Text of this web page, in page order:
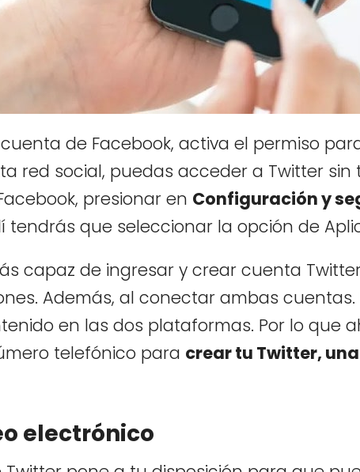
de Facebook, activa el permiso
red social, puedas acceder a Twitter
presionar en Configuración y
tendrás que seleccionar la opción de
capaz de ingresar y crear cuenta
Además, al conectar ambas
en las dos plataformas. Por lo que
telefónico para crear tu Twitter,
electrónico